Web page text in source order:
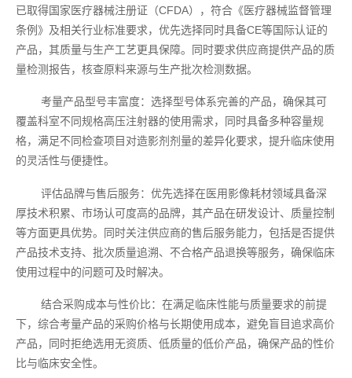
已取得国家医疗器械注册证（CFDA），符合《医疗器械监督管理
条例》及相关行业标准要求，优先选择同时具备CE等国际认证的
产品，其质量与生产工艺更具保障。同时要求供应商提供产品的质
量检测报告，核查原料来源与生产批次检测数据。
考量产品型号丰富度：选择型号体系完善的产品，确保其可
覆盖科室不同规格高压注射器的使用需求，同时具备多种容量规
格，满足不同检查项目对造影剂剂量的差异化要求，提升临床使用
的灵活性与便捷性。
评估品牌与售后服务：优先选择在医用影像耗材领域具备深
厚技术积累、市场认可度高的品牌，其产品在研发设计、质量控制
等方面更具优势。同时关注供应商的售后服务能力，包括是否提供
产品技术支持、批次质量追溯、不合格产品退换等服务，确保临床
使用过程中的问题可及时解决。
结合采购成本与性价比：在满足临床性能与质量要求的前提
下，综合考量产品的采购价格与长期使用成本，避免盲目追求高价
产品，同时拒绝选用无资质、低质量的低价产品，确保产品的性价
比与临床安全性。